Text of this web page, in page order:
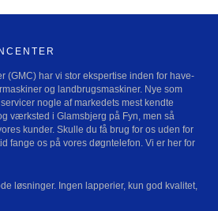
(GMC) har vi stor ekspertise inden for have-
og landbrugsmaskiner. Nye som
nogle af markedets mest kendte
værksted i Glamsbjerg på Fyn, men så
kunder. Skulle du få brug for os uden for
fange os på vores døgntelefon. Vi er her for
løsninger. Ingen lapperier, kun god kvalitet,